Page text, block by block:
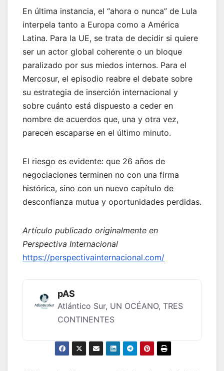
En última instancia, el “ahora o nunca” de Lula
interpela tanto a Europa como a América
Latina. Para la UE, se trata de decidir si quiere
ser un actor global coherente o un bloque
paralizado por sus miedos internos. Para el
Mercosur, el episodio reabre el debate sobre
su estrategia de inserción internacional y
sobre cuánto está dispuesto a ceder en
nombre de acuerdos que, una y otra vez,
parecen escaparse en el último minuto.
El riesgo es evidente: que 26 años de
negociaciones terminen no con una firma
histórica, sino con un nuevo capítulo de
desconfianza mutua y oportunidades perdidas.
Artículo publicado originalmente en
Perspectiva Internacional
https://perspectivainternacional.com/
pAS
Atlántico Sur, UN OCÉANO, TRES
CONTINENTES